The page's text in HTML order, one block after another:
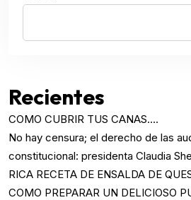
Recientes
COMO CUBRIR TUS CANAS….
No hay censura; el derecho de las
constitucional: presidenta Claudia
RICA RECETA DE ENSALDA DE
COMO PREPARAR UN DELICIOSO